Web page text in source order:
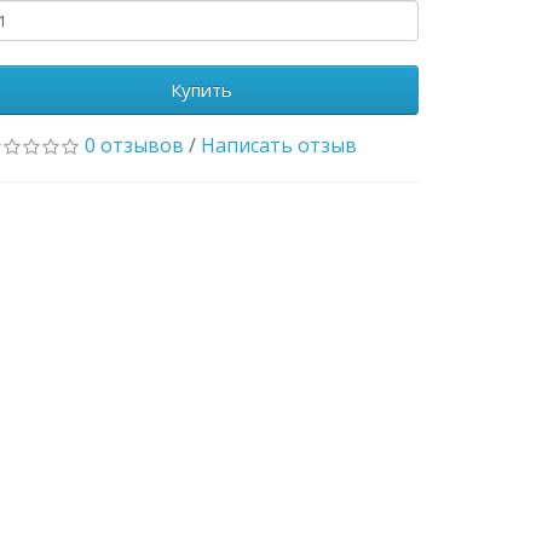
Купить
0 отзывов / Написать отзыв